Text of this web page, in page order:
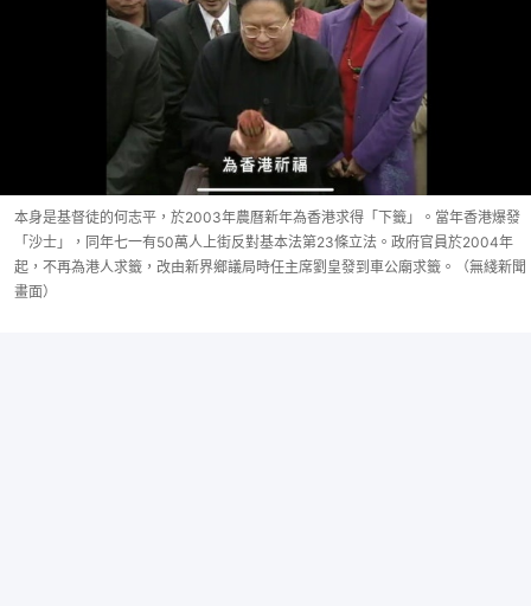
本身是基督徒的何志平，於2003年農曆新年為香港求得「下籤」。當年香港爆發
「沙士」，同年七一有50萬人上街反對基本法第23條立法。政府官員於2004年
起，不再為港人求籤，改由新界鄉議局時任主席劉皇發到車公廟求籤。（無綫新聞
畫面）